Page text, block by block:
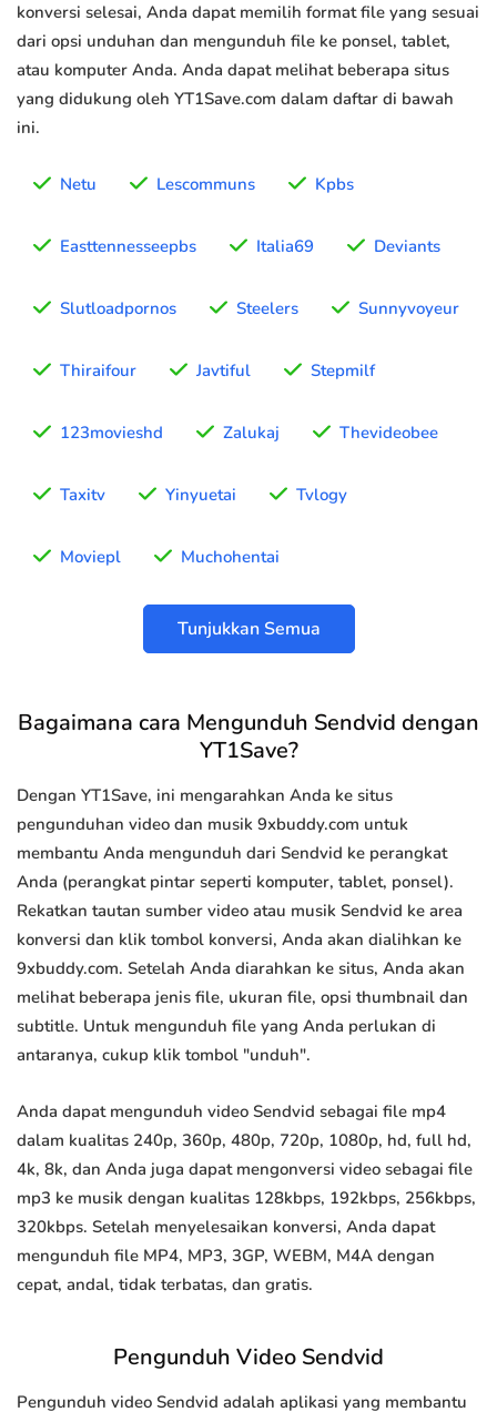
konversi selesai, Anda dapat memilih format file yang sesuai
dari opsi unduhan dan mengunduh file ke ponsel, tablet,
atau komputer Anda. Anda dapat melihat beberapa situs
yang didukung oleh YT1Save.com dalam daftar di bawah
ini.
Netu Lescommuns Kpbs
Easttennesseepbs Italia69 Deviants
Slutloadpornos Steelers Sunnyvoyeur
Thiraifour Javtiful Stepmilf
123movieshd Zalukaj Thevideobee
Taxitv Yinyuetai Tvlogy
Moviepl Muchohentai
Tunjukkan Semua
Bagaimana cara Mengunduh Sendvid dengan
YT1Save?
Dengan YT1Save, ini mengarahkan Anda ke situs
pengunduhan video dan musik 9xbuddy.com untuk
membantu Anda mengunduh dari Sendvid ke perangkat
Anda (perangkat pintar seperti komputer, tablet, ponsel).
Rekatkan tautan sumber video atau musik Sendvid ke area
konversi dan klik tombol konversi, Anda akan dialihkan ke
9xbuddy.com. Setelah Anda diarahkan ke situs, Anda akan
melihat beberapa jenis file, ukuran file, opsi thumbnail dan
subtitle. Untuk mengunduh file yang Anda perlukan di
antaranya, cukup klik tombol "unduh".
Anda dapat mengunduh video Sendvid sebagai file mp4
dalam kualitas 240p, 360p, 480p, 720p, 1080p, hd, full hd,
4k, 8k, dan Anda juga dapat mengonversi video sebagai file
mp3 ke musik dengan kualitas 128kbps, 192kbps, 256kbps,
320kbps. Setelah menyelesaikan konversi, Anda dapat
mengunduh file MP4, MP3, 3GP, WEBM, M4A dengan
cepat, andal, tidak terbatas, dan gratis.
Pengunduh Video Sendvid
Pengunduh video Sendvid adalah aplikasi yang membantu